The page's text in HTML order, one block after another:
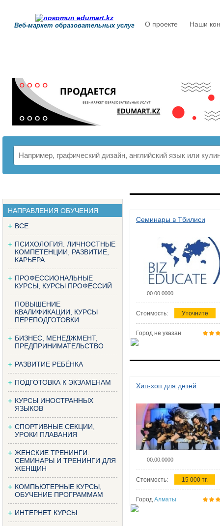
Веб-маркет образовательных услуг О проекте Наши
НАПРАВЛЕНИЯ ОБУЧЕНИЯ
ВСЕ
ПСИХОЛОГИЯ. ЛИЧНОСТНЫЕ
КОМПЕТЕНЦИИ, РАЗВИТИЕ,
КАРЬЕРА
ПРОФЕССИОНАЛЬНЫЕ
КУРСЫ, КУРСЫ ПРОФЕССИЙ
ПОВЫШЕНИЕ
КВАЛИФИКАЦИИ, КУРСЫ
ПЕРЕПОДГОТОВКИ
БИЗНЕС, МЕНЕДЖМЕНТ,
ПРЕДПРИНИМАТЕЛЬСТВО
РАЗВИТИЕ РЕБЁНКА
ПОДГОТОВКА К ЭКЗАМЕНАМ
КУРСЫ ИНОСТРАННЫХ
ЯЗЫКОВ
СПОРТИВНЫЕ СЕКЦИИ,
УРОКИ ПЛАВАНИЯ
ЖЕНСКИЕ ТРЕНИНГИ.
СЕМИНАРЫ И ТРЕНИНГИ ДЛЯ
ЖЕНЩИН
КОМПЬЮТЕРНЫЕ КУРСЫ,
ОБУЧЕНИЕ ПРОГРАММАМ
ИНТЕРНЕТ КУРСЫ
Семинары в Тбилиси
00.00.0000
Стоимость: Уточните
Город не указан
Хип-хоп для детей
00.00.0000
Стоимость: 15 000 тг.
Город Алматы